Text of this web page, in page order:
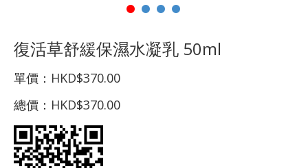
復活草舒緩保濕水凝乳 50ml
單價： HKD$370.00
總價： HKD$370.00